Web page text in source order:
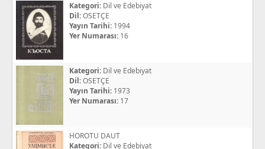
Kategori: Dil ve Edebiyat
Dil:OSETÇE
Yayın Tarihi: 1994
Yer Numarası: 16
Kategori: Dil ve Edebiyat
Dil:OSETÇE
Yayın Tarihi: 1973
Yer Numarası: 17
HOROTU DAUT
Kategori: Dil ve Edebiyat